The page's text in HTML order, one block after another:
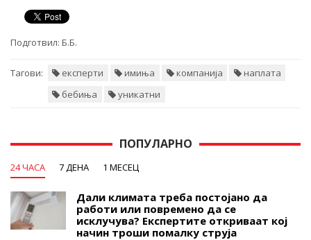
Подготвил: Б.Б.
Тагови: експерти имиња компанија
наплата
бебиња
уникатни
ПОПУЛАРНО
24 ЧАСА 7 ДЕНА 1 МЕСЕЦ
Дали климата треба постојано да
работи или повремено да се
исклучува? Експертите откриваат кој
начин троши помалку струја